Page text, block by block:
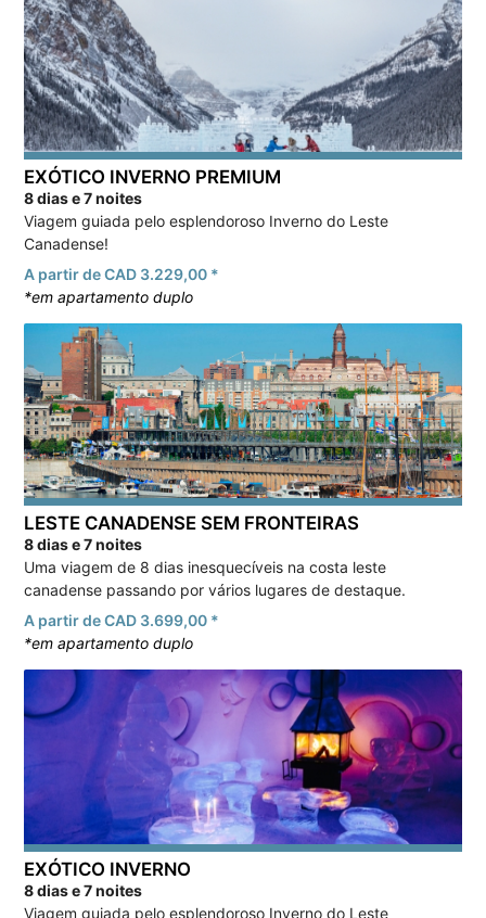
EXÓTICO INVERNO PREMIUM
8 dias e 7 noites
Viagem guiada pelo esplendoroso Inverno do Leste
Canadense!
A partir de CAD 3.229,00 *
*em apartamento duplo
LESTE CANADENSE SEM FRONTEIRAS
8 dias e 7 noites
Uma viagem de 8 dias inesquecíveis na costa leste
canadense passando por vários lugares de destaque.
A partir de CAD 3.699,00 *
*em apartamento duplo
EXÓTICO INVERNO
8 dias e 7 noites
Viagem guiada pelo esplendoroso Inverno do Leste